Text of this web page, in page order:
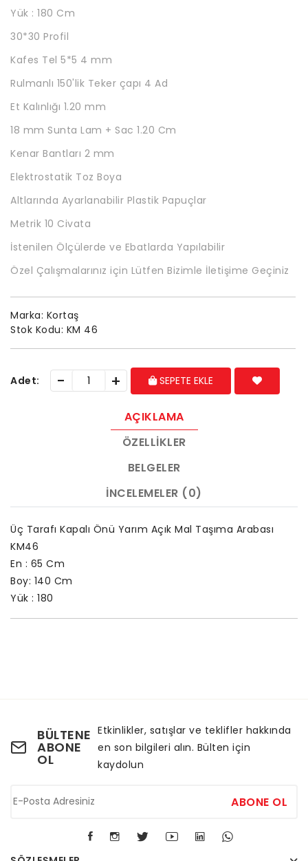
Yük : 180 Cm
30*30 Profil
Kafes Tel 5*5 4 mm
Rulmanlı 150'lik Teker çapı 4 Ad
Et Kalınlığı 1.20 mm
18 mm Sunta Lam + Sac 1.20 Cm
Kenar Bantları 2 mm
Elektrostatik Toz Boya
Altlarında Ayarlanabilir Plastik Papuçlar
Metrik 10 Civata
İstenilen Ölçülerde ve Ebatlarda Yapılabilir
Özel Çalışmalarınız için Lütfen Bizimle İletişime Geçiniz
Marka: Kortaş
Stok Kodu: KM 46
Adet: - + SEPETE EKLE
AÇIKLAMA
ÖZELLIKLER
BELGELER
İNCELEMELER (0)
Üç Tarafı Kapalı Önü Yarım Açık Mal Taşıma Arabası
KM46
En : 65 Cm
Boy: 140 Cm
Yük : 180
BÜLTENE
ABONE
OL
Etkinlikler, satışlar ve teklifler hakkında
en son bilgileri alın. Bülten için
kaydolun
ABONE OL